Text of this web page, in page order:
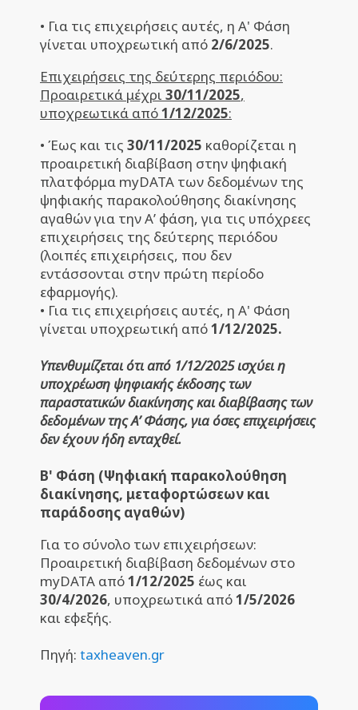
• Για τις επιχειρήσεις αυτές, η Α' Φάση
γίνεται υποχρεωτική από 2/6/2025.
Επιχειρήσεις της δεύτερης περιόδου:
Προαιρετικά μέχρι 30/11/2025,
υποχρεωτικά από1/12/2025:
• Έως και τις 30/11/2025 καθορίζεται η
προαιρετική διαβίβαση στην ψηφιακή
πλατφόρμα myDATA των δεδομένων της
ψηφιακής παρακολούθησης διακίνησης
αγαθών για την Α’ φάση, για τις υπόχρεες
επιχειρήσεις της δεύτερης περιόδου
(λοιπές επιχειρήσεις, που δεν
εντάσσονται στην πρώτη περίοδο
εφαρμογής).
• Για τις επιχειρήσεις αυτές, η Α' Φάση
γίνεται υποχρεωτική από1/12/2025.
Υπενθυμίζεται ότι από 1/12/2025 ισχύει η
υποχρέωση ψηφιακής έκδοσης των
παραστατικών διακίνησης και διαβίβασης των
δεδομένων της A’ Φάσης, για όσες επιχειρήσεις
δεν έχουν ήδη ενταχθεί.
Β' Φάση (Ψηφιακή παρακολούθηση
διακίνησης, μεταφορτώσεων και
παράδοσης αγαθών)
Για το σύνολο των επιχειρήσεων:
Προαιρετική διαβίβαση δεδομένων στο
myDATA από1/12/2025 έως και
30/4/2026, υποχρεωτικά από1/5/2026
και εφεξής.
Πηγή: taxheaven.gr